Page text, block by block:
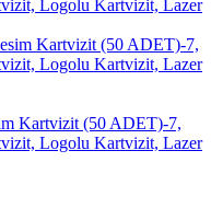
Kartvizit (50 ADET)-7,
Logolu Kartvizit, Lazer